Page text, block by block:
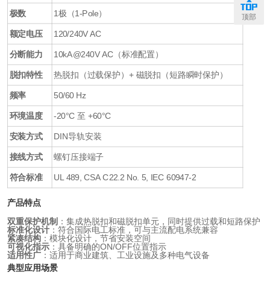
极数 1极（1-Pole）
额定电压 120/240V AC
分断能力 10kA@240V AC（标准配置）
脱扣特性 热脱扣（过载保护）+ 磁脱扣（短路瞬时保护）
频率 50/60 Hz
环境温度 -20°C 至 +60°C
安装方式 DIN导轨安装
接线方式 螺钉压接端子
符合标准 UL 489, CSA C22.2 No. 5, IEC 60947-2
产品特点
双重保护机制 ：集成热脱扣和磁脱扣单元，同时提供过载和短路保护
标准化设计 ：符合国际电工标准，可与主流配电系统兼容
紧凑结构 ：模块化设计，节省安装空间
可视化指示 ：具备明确的ON/OFF位置指示
适用性广 ：适用于商业建筑、工业设施及多种电气设备
典型应用场景
顶部